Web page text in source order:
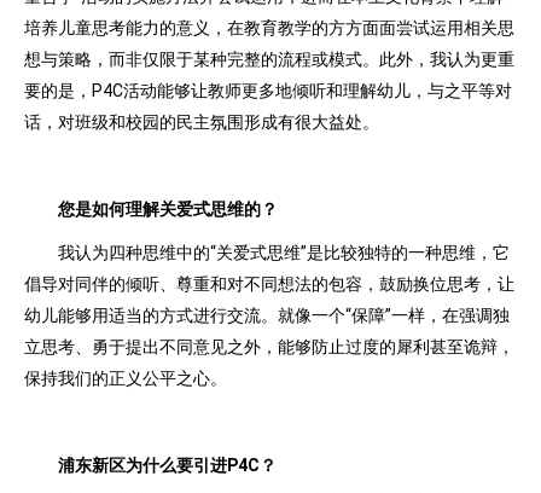
培养儿童思考能力的意义，在教育教学的方方面面尝试运用相关思
想与策略，而非仅限于某种完整的流程或模式。此外，我认为更重
要的是，P4C活动能够让教师更多地倾听和理解幼儿，与之平等对
话，对班级和校园的民主氛围形成有很大益处。
您是如何理解关爱式思维的？
我认为四种思维中的“关爱式思维”是比较独特的一种思维，它
倡导对同伴的倾听、尊重和对不同想法的包容，鼓励换位思考，让
幼儿能够用适当的方式进行交流。就像一个“保障”一样，在强调独
立思考、勇于提出不同意见之外，能够防止过度的犀利甚至诡辩，
保持我们的正义公平之心。
浦东新区为什么要引进P4C？